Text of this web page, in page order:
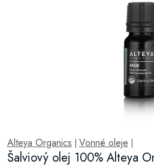
Alteya Organics Vonné oleje
Šalviový olej 100% Alteya